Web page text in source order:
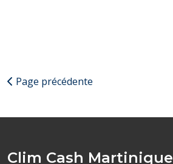
Page précédente
Clim Cash Martinique